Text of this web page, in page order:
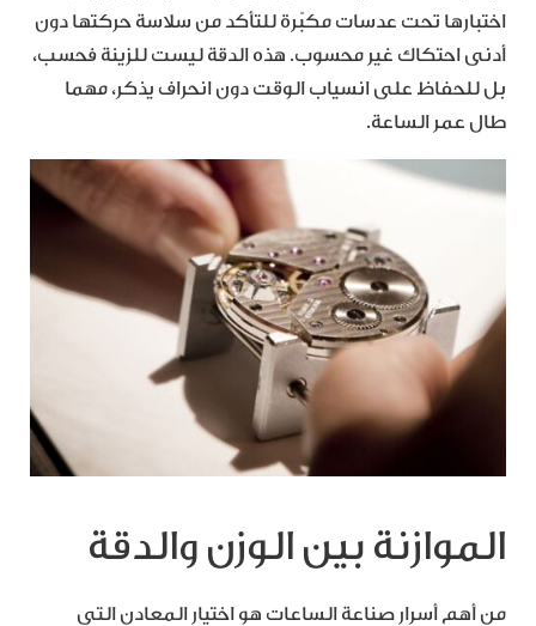
اختبارها تحت عدسات مكبّرة للتأكد من سلاسة حركتها دون
أدنى احتكاك غير محسوب. هذه الدقة ليست للزينة فحسب،
بل للحفاظ على انسياب الوقت دون انحراف يذكر، مهما
طال عمر الساعة.
الموازنة بين الوزن والدقة
من أهم أسرار صناعة الساعات هو اختيار المعادن التي